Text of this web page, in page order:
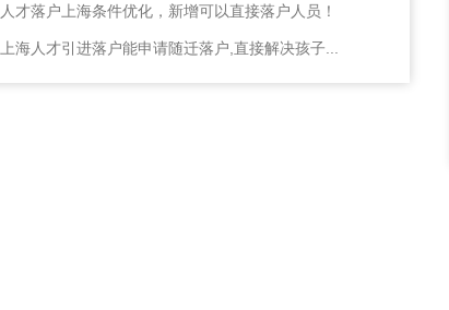
人才落户上海条件优化，新增可以直接落户人员！
上海人才引进落户能申请随迁落户,直接解决孩子...